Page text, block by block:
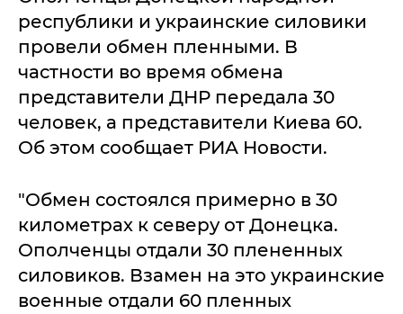
республики и украинские силовики
провели обмен пленными. В
частности во время обмена
представители ДНР передала 30
человек, а представители Киева 60.
Об этом сообщает РИА Новости.
"Обмен состоялся примерно в 30
километрах к северу от Донецка.
Ополченцы отдали 30 плененных
силовиков. Взамен на это украинские
военные отдали 60 пленных